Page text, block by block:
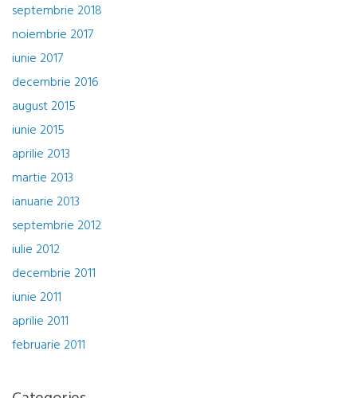
septembrie 2018
noiembrie 2017
iunie 2017
decembrie 2016
august 2015
iunie 2015
aprilie 2013
martie 2013
ianuarie 2013
septembrie 2012
iulie 2012
decembrie 2011
iunie 2011
aprilie 2011
februarie 2011